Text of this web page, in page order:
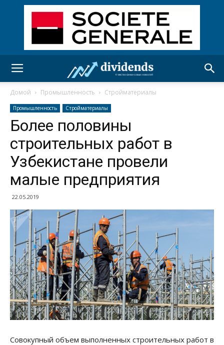
Домой Промышленность Стройматериалы
Промышленность Стройматериалы
Более половины
строительных работ в
Узбекистане провели
малые предприятия
22.05.2019
Совокупный объем выполненных строительных работ в